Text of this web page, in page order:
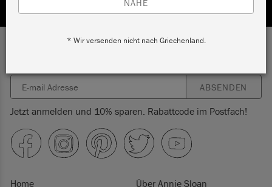
ABSENDEN
Jetzt anmelden und 10% sparen. Rabattcode im Postfach!
Home Über Annie Sloan
NÄHE
* Wir versenden nicht nach Griechenland.